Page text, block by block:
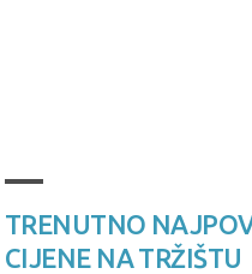
TRENUTNO
CIJENE NA TRŽIŠTU